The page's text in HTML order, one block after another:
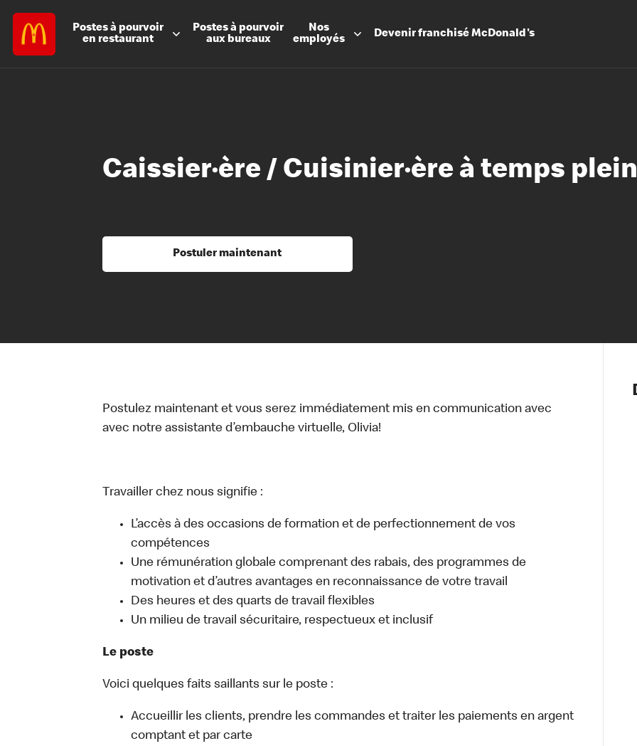
Postes à pourvoir
en restaurant
Postes à pourvoir
aux bureaux
Nos
employés
DevenirfranchiséMcDonald's
Les
Notre
Nos
Santé et
Caissier·ère / Cuisinier·ère à temps
Postuler maintenant
Postulez maintenant et vous serez immédiatement mis en communication avec
avec notre assistante d’embauche virtuelle, Olivia!
Travailler chez nous signifie :
L’accès à des occasions de formation et de perfectionnement de vos
compétences
Une rémunération globale comprenant des rabais, des programmes de
motivation et d’autres avantages en reconnaissance de votre travail
Des heures et des quarts de travail flexibles
Un milieu de travail sécuritaire, respectueux et inclusif
Le poste
Voici quelques faits saillants sur le poste :
Accueillir les clients, prendre les commandes et traiter les paiements en argent
comptant et par carte